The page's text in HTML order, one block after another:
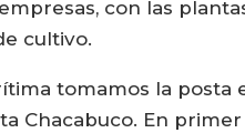
con las
cultivo.
tomamos la
Chacabuco. En